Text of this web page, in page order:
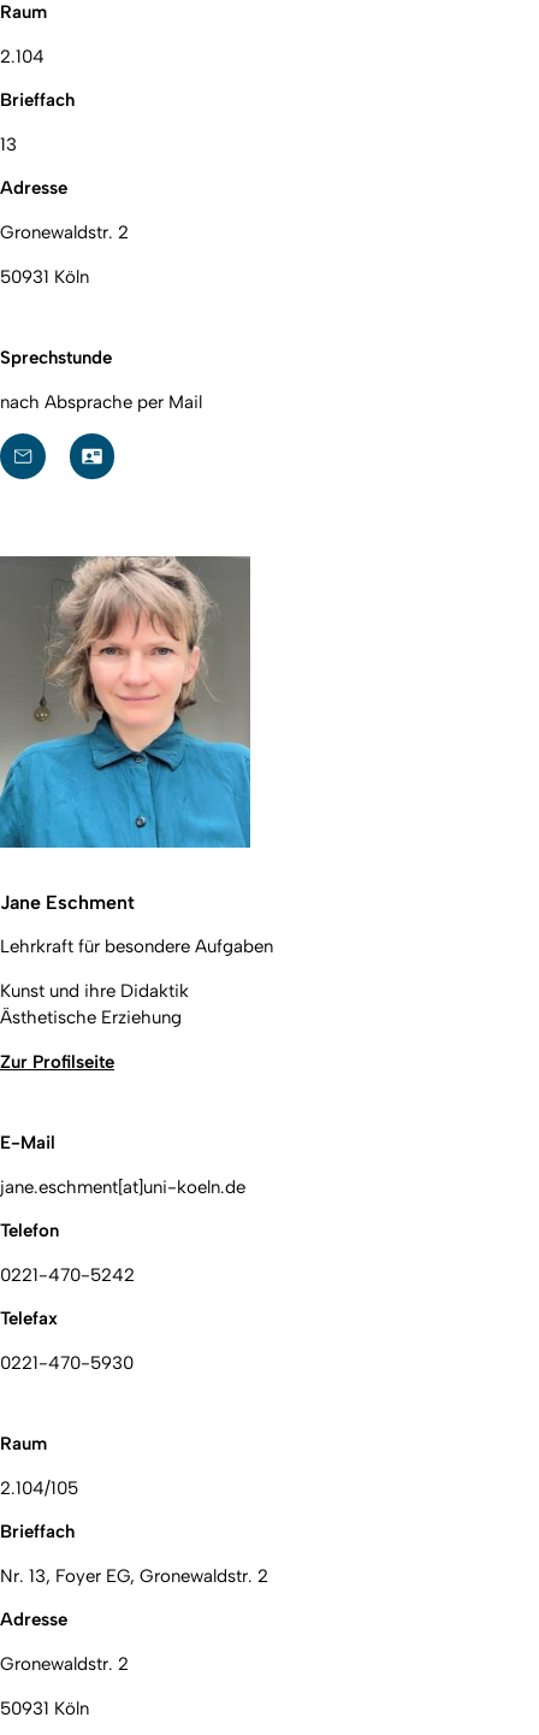
Raum
2.104
Brieffach
13
Adresse
Gronewaldstr. 2
50931 Köln
Sprechstunde
nach Absprache per Mail
Jane Eschment
Lehrkraft für besondere Aufgaben
Kunst und ihre Didaktik
Ästhetische Erziehung
Zur Profilseite
E-Mail
jane.eschment[at]uni-koeln.de
Telefon
0221-470-5242
Telefax
0221-470-5930
Raum
2.104/105
Brieffach
Nr. 13, Foyer EG, Gronewaldstr. 2
Adresse
Gronewaldstr. 2
50931 Köln